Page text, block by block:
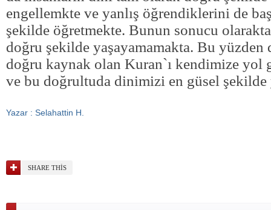
engellemkte ve yanlış öğrendiklerini de
şekilde öğretmekte. Bunun sonucu
doğru şekilde yaşayamamakta. Bu yüzden
doğru kaynak olan Kuran`ı kendimize yol
ve bu doğrultuda dinimizi en güsel şekilde
Yazar : Selahattin H.
SHARE THIS